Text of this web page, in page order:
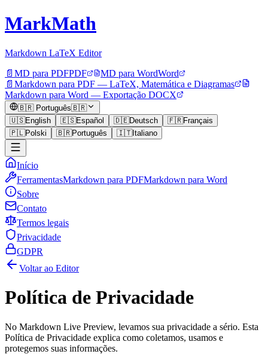
MarkMath
Markdown LaTeX Editor
📄 MD para PDFPDF MD para WordWord
📄 Markdown para PDF — LaTeX, Matemática e Diagramas
Markdown para Word — Exportação DOCX
🇧🇷 Português🇧🇷
🇺🇸English 🇪🇸Español 🇩🇪Deutsch 🇫🇷Français
🇵🇱Polski 🇧🇷Português 🇮🇹Italiano
Início
FerramentasMarkdown para PDFMarkdown para Word
Sobre
Contato
Termos legais
Privacidade
GDPR
Voltar ao Editor
Política de Privacidade
No Markdown Live Preview, levamos sua privacidade a sério. Esta
Política de Privacidade explica como coletamos, usamos e
protegemos suas informações.